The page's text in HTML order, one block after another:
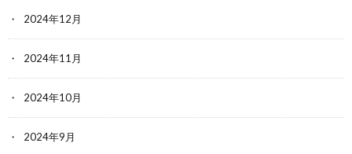
2024年12月
2024年11月
2024年10月
2024年9月